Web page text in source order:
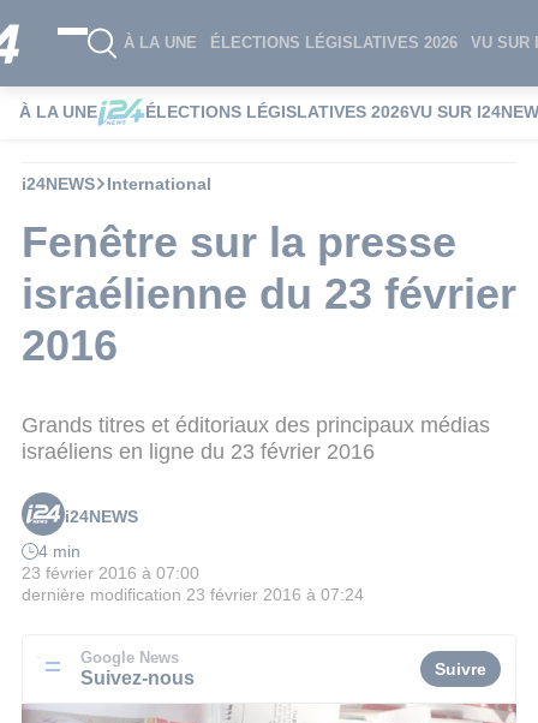
À LA UNE ÉLECTIONS LÉGISLATIVES 2026 VU SUR
À LA UNE ÉLECTIONS LÉGISLATIVES 2026VU SUR
i24NEWS International
Fenêtre sur la presse
israélienne du 23 février
2016
Grands titres et éditoriaux des principaux médias
israéliens en ligne du 23 février 2016
i24NEWS
4 min
23 février 2016 à 07:00
dernière modification 23 février 2016 à 07:24
Google News
Suivez-nous Suivre